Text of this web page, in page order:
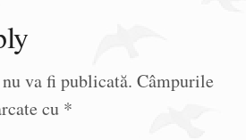
va fi publicată. Câmpurile
cu *